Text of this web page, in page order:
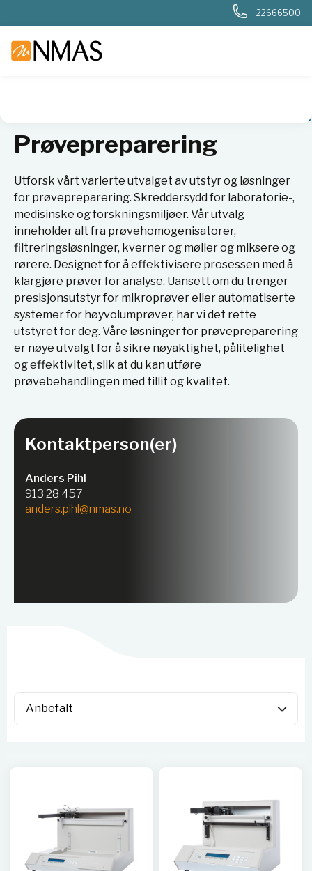
22666500
Prøvepreparering
Prøvepreparering
Utforsk vårt varierte utvalget av utstyr og løsninger
for prøvepreparering. Skreddersydd for laboratorie-,
medisinske og forskningsmiljøer. Vår utvalg
inneholder alt fra prøvehomogenisatorer,
filtreringsløsninger, kverner og møller og miksere og
rørere. Designet for å effektivisere prosessen med å
klargjøre prøver for analyse. Uansett om du trenger
presisjonsutstyr for mikroprøver eller automatiserte
systemer for høyvolumprøver, har vi det rette
utstyret for deg. Våre løsninger for prøvepreparering
er nøye utvalgt for å sikre nøyaktighet, pålitelighet
og effektivitet, slik at du kan utføre
prøvebehandlingen med tillit og kvalitet.
Kontaktperson(er)
Anders Pihl
913 28 457
anders.pihl@nmas.no